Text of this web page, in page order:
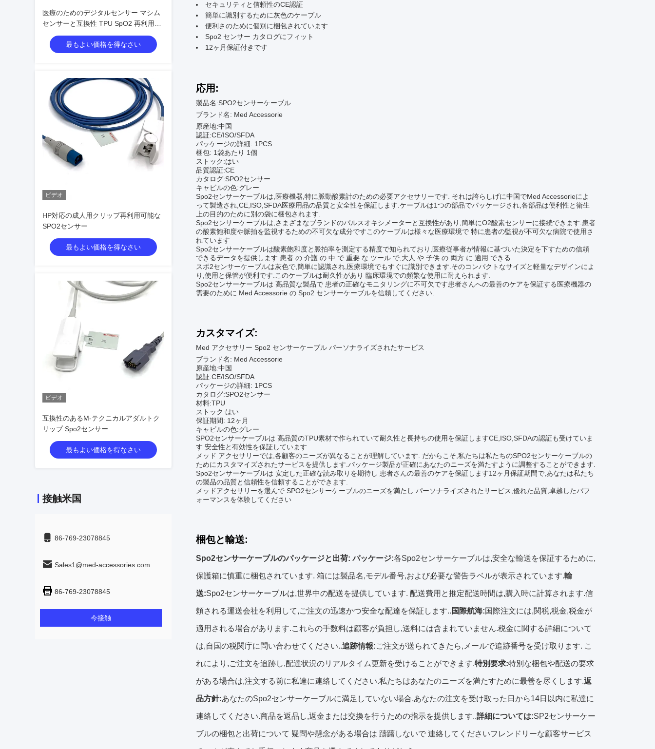
医療のためのデジタルセンサー マシム
センサーと互換性 TPU SpO2 再利用可
能な探査機型互換性のあるモデル
最もよい価格を得なさい
ビデオ
HP対応の成人用クリップ再利用可能な
SPO2センサー
最もよい価格を得なさい
ビデオ
互換性のあるM-テクニカルアダルトク
リップ Spo2センサー
最もよい価格を得なさい
接触米国
86-769-23078845
Sales1@med-accessories.com
86-769-23078845
今接触
セキュリティと信頼性のCE認証
簡単に識別するために灰色のケーブル
便利さのために個別に梱包されています
Spo2 センサー カタログにフィット
12ヶ月保証付きです
応用:
製品名:SPO2センサーケーブル
ブランド名: Med Accessorie
原産地:中国
認証:CE/ISO/SFDA
パッケージの詳細: 1PCS
梱包: 1袋あたり 1個
ストック:はい
品質認証:CE
カタログ:SPO2センサー
キャビルの色:グレー
Spo2センサーケーブルは,医療機器,特に脈動酸素計のための必要アクセサリーです. それは誇らしげに中国でMed Accessorieによ
って製造され,CE,ISO,SFDA医療用品の品質と安全性を保証します.ケーブルは1つの部品でパッケージされ,各部品は便利性と衛生
上の目的のために別の袋に梱包されます.
Spo2センサーケーブルは,さまざまなブランドのパルスオキシメーターと互換性があり,簡単にO2酸素センサーに接続できます.患者
の酸素飽和度や脈拍を監視するための不可欠な成分ですこのケーブルは様々な医療環境で 特に患者の監視が不可欠な病院で使用さ
れています
Spo2センサーケーブルは酸素飽和度と脈拍率を測定する精度で知られており,医療従事者が情報に基づいた決定を下すための信頼
できるデータを提供します.患者 の 介護 の 中 で 重要 な ツール で,大人 や 子供 の 両方 に 適用 できる.
スポ2センサーケーブルは灰色で,簡単に認識され,医療環境でもすぐに識別できます.そのコンパクトなサイズと軽量なデザインによ
り,使用と保管が便利です.このケーブルは耐久性があり 臨床環境での頻繁な使用に耐えられます.
Spo2センサーケーブルは 高品質な製品で 患者の正確なモニタリングに不可欠です患者さんへの最善のケアを保証する医療機器の
需要のために Med Accessorie の Spo2 センサーケーブルを信頼してください.
カスタマイズ:
Med アクセサリー Spo2 センサーケーブル パーソナライズされたサービス
ブランド名: Med Accessorie
原産地:中国
認証:CE/ISO/SFDA
パッケージの詳細: 1PCS
カタログ:SPO2センサー
材料:TPU
ストック:はい
保証期間: 12ヶ月
キャビルの色:グレー
SPO2センサーケーブルは 高品質のTPU素材で作られていて耐久性と長持ちの使用を保証しますCE,ISO,SFDAの認証も受けていま
す 安全性と有効性を保証しています
メッド アクセサリーでは,各顧客のニーズが異なることが理解しています. だからこそ,私たちは私たちのSPO2センサーケーブルの
ためにカスタマイズされたサービスを提供します.パッケージ製品が正確にあなたのニーズを満たすように調整することができます.
Spo2センサーケーブルは 安定した正確な読み取りを期待し 患者さんの最善のケアを保証します12ヶ月保証期間で,あなたは私たち
の製品の品質と信頼性を信頼することができます.
メッドアクセサリーを選んで SPO2センサーケーブルのニーズを満たし パーソナライズされたサービス,優れた品質,卓越したパフ
ォーマンスを体験してください
梱包と輸送:
Spo2センサーケーブルのパッケージと出荷: パッケージ:各Spo2センサーケーブルは,安全な輸送を保証するために,
保護箱に慎重に梱包されています. 箱には製品名,モデル番号,および必要な警告ラベルが表示されています.輸
送:Spo2センサーケーブルは,世界中の配送を提供しています. 配送費用と推定配送時間は,購入時に計算されます.信
頼される運送会社を利用して,ご注文の迅速かつ安全な配達を保証します.. 国際航海:国際注文には,関税,税金,税金が
適用される場合があります.これらの手数料は顧客が負担し,送料には含まれていません.税金に関する詳細について
は,自国の税関庁に問い合わせてください..追跡情報:ご注文が送られてきたら,メールで追跡番号を受け取ります. こ
れにより,ご注文を追跡し,配達状況のリアルタイム更新を受けることができます.特別要求:特別な梱包や配送の要求
がある場合は,注文する前に私達に連絡してください.私たちはあなたのニーズを満たすために最善を尽くします.返
品方針:あなたのSpo2センサーケーブルに満足していない場合,あなたの注文を受け取った日から14日以内に私達に
連絡してください.商品を返品し,返金または交換を行うための指示を提供します..詳細については:SP2センサーケー
ブルの梱包と出荷について 疑問や懸念がある場合は 躊躇しないで 連絡してくださいフレンドリーな顧客サービス